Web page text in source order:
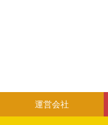
運営会社